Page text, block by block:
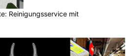
Reinigungsservice mit